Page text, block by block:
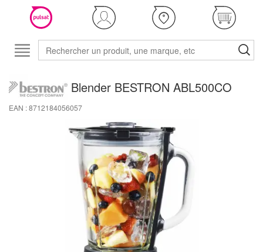
Blender BESTRON ABL500CO
EAN : 8712184056057